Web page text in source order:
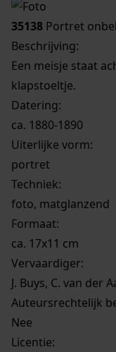
35138 Portret
Beschrijving:
Een meisje staat
klapstoeltje.
Datering:
ca. 1880-1890
Uiterlijke vorm:
portret
Techniek:
foto, matglanzend
Formaat:
ca. 17x11 cm
Vervaardiger:
J. Buys, C. van der
Auteursrechtelijk
Nee
Licentie: